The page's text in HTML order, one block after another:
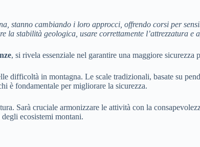
stanno cambiando i loro approcci, offrendo corsi per
stabilità geologica, usare correttamente l’attrezzatura e
, si rivela essenziale nel garantire una maggiore sicurezza
in montagna. Le scale tradizionali, basate su
è fondamentale per migliorare la sicurezza.
Sarà cruciale armonizzare le attività con la
ecosistemi montani.